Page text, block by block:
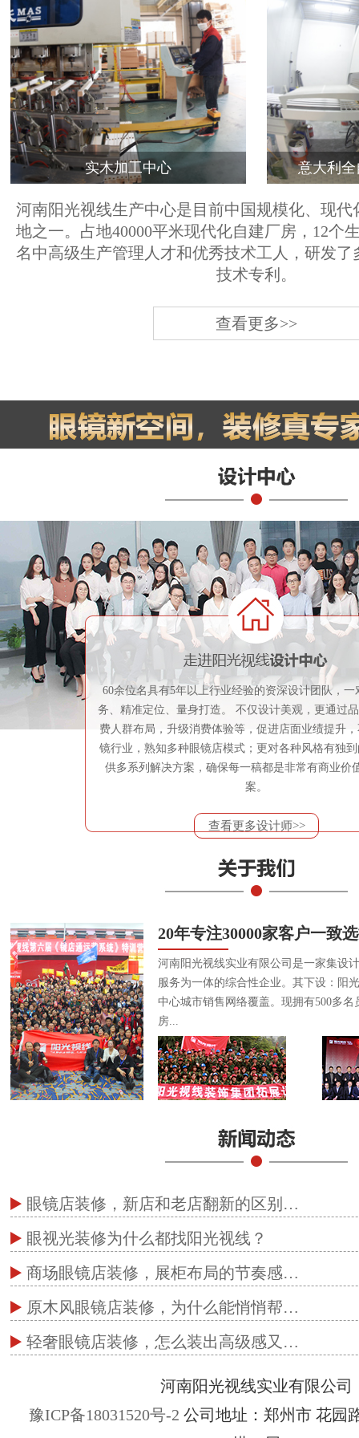
实木加工中心 意大利
河南阳光视线生产中心是目前中国规模化、现代
地之一。占地40000平米现代化自建厂房，12个
名中高级生产管理人才和优秀技术工人，研发了
技术专利。
查看更多>>
60余位名具有5年以上行业经验的资深设计团队，一
务、精准定位、量身打造。 不仅设计美观，更通过
费人群布局，升级消费体验等，促进店面业绩提升
镜行业，熟知多种眼镜店模式；更对各种风格有独
供多系列解决方案，确保每一稿都是非常有商业价
案。
查看更多设计师>>
20年专注30000家客户一致
河南阳光视线实业有限公司是一家集设
服务为一体的综合性企业。其下设：阳
中心城市销售网络覆盖。现拥有500多
房...
眼镜店装修，新店和老店翻新的区别…
眼视光装修为什么都找阳光视线？
商场眼镜店装修，展柜布局的节奏感…
原木风眼镜店装修，为什么能悄悄帮…
轻奢眼镜店装修，怎么装出高级感又…
河南阳光视线实业有限公司
豫ICP备18031520号-2 公司地址：郑州市 花园